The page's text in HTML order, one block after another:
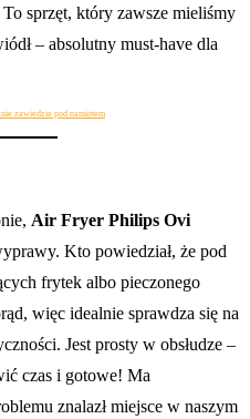
sprzęt, który zawsze mieliśmy
– absolutny must-have dla
zawiedzie pod namiotem
Air Fryer Philips Ovi
Kto powiedział, że pod
frytek albo pieczonego
więc idealnie sprawdza się na
Jest prosty w obsłudze –
czas i gotowe! Ma
znalazł miejsce w naszym